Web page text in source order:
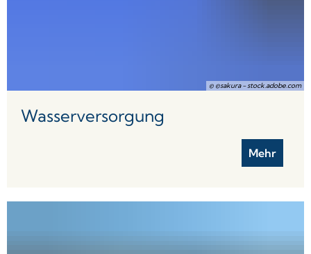
© ©sakura - stock.adobe.com
Wasserversorgung
Mehr